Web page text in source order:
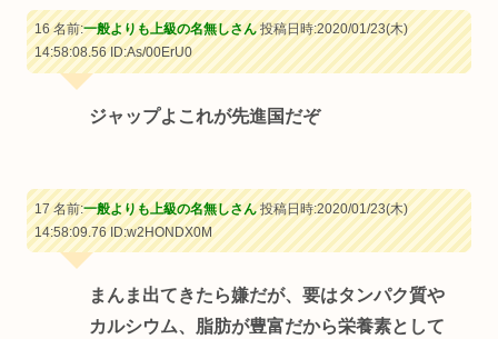
16 名前:一般よりも上級の名無しさん投稿日時:2020/01/23(木)
14:58:08.56ID:As/00ErU0
ジャップよこれが先進国だぞ
17 名前:一般よりも上級の名無しさん投稿日時:2020/01/23(木)
14:58:09.76ID:w2HONDX0M
まんま出てきたら嫌だが、要はタンパク質や
カルシウム、脂肪が豊富だから栄養素として